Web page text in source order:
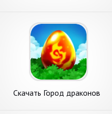
Скачать Город драконов